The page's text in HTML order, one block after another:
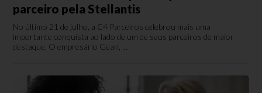
parceiro pela Stellantis
No último 21 de julho, a C4 Parceiros celebrou mais uma
importante conquista ao lado de um de seus parceiros de maior
destaque. O empresário Gean, ...